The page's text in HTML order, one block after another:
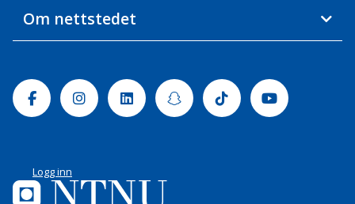
Om nettstedet
FacebookInstagramLinkedinSnapchatTiktok Youtube
Logg inn